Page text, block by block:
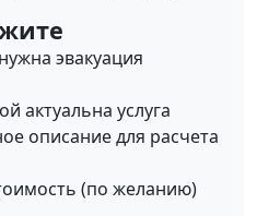
эвакуация
актуальна услуга
описание для расчета
(по желанию)